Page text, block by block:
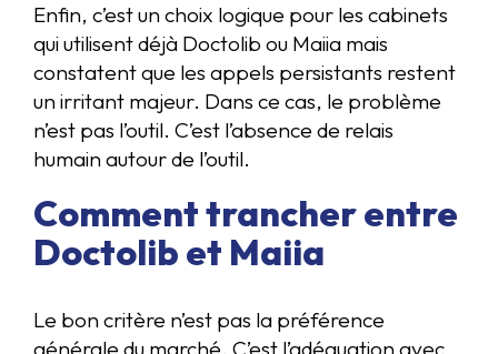
Enfin, c’est un choix logique pour les cabinets
qui utilisent déjà Doctolib ou Maiia mais
constatent que les appels persistants restent
un irritant majeur. Dans ce cas, le problème
n’est pas l’outil. C’est l’absence de relais
humain autour de l’outil.
Comment trancher entre
Doctolib et Maiia
Le bon critère n’est pas la préférence